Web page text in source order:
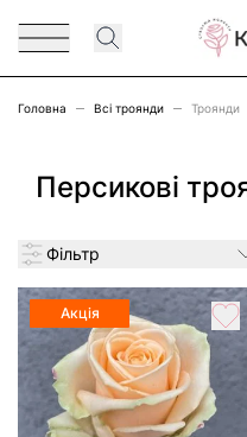
Головна Всі троянди Троянди
Персикові
Фільтр
Акція